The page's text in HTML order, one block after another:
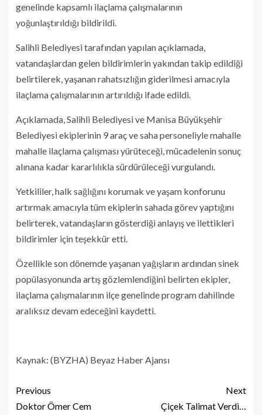
genelinde kapsamlı ilaçlama çalışmalarının
yoğunlaştırıldığı bildirildi.
Salihli Belediyesi tarafından yapılan açıklamada,
vatandaşlardan gelen bildirimlerin yakından takip edildiği
belirtilerek, yaşanan rahatsızlığın giderilmesi amacıyla
ilaçlama çalışmalarının artırıldığı ifade edildi.
Açıklamada, Salihli Belediyesi ve Manisa Büyükşehir
Belediyesi ekiplerinin 9 araç ve saha personeliyle mahalle
mahalle ilaçlama çalışması yürüteceği, mücadelenin sonuç
alınana kadar kararlılıkla sürdürüleceği vurgulandı.
Yetkililer, halk sağlığını korumak ve yaşam konforunu
artırmak amacıyla tüm ekiplerin sahada görev yaptığını
belirterek, vatandaşların gösterdiği anlayış ve ilettikleri
bildirimler için teşekkür etti.
Özellikle son dönemde yaşanan yağışların ardından sinek
popülasyonunda artış gözlemlendiğini belirten ekipler,
ilaçlama çalışmalarının ilçe genelinde program dahilinde
aralıksız devam edeceğini kaydetti.
Kaynak: (BYZHA) Beyaz Haber Ajansı
Previous
Doktor Ömer Cem
Next
Çiçek Talimat Verdi…